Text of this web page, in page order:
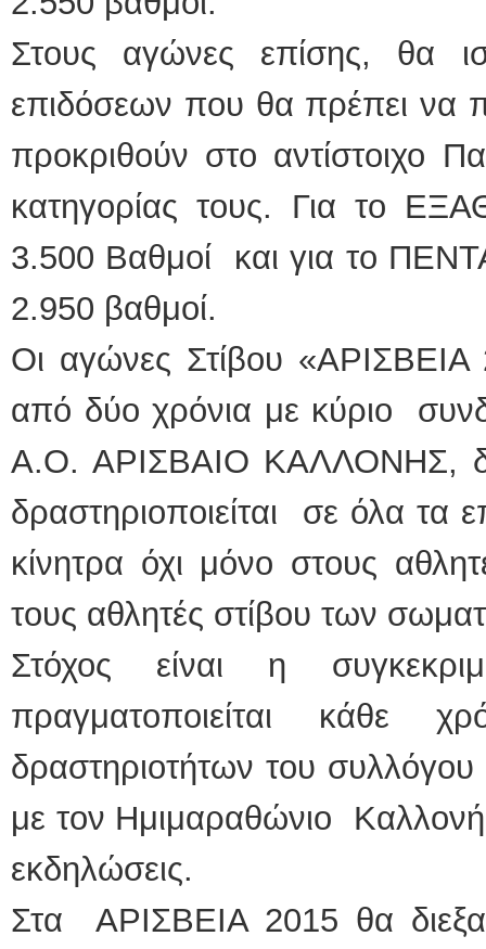
Στους αγώνες επίσης, θα
επιδόσεων που θα πρέπει να
προκριθούν στο αντίστοιχο
κατηγορίας τους. Για το
3.500 Βαθμοί και για το
2.950 βαθμοί.
Οι αγώνες Στίβου
από δύο χρόνια με κύριο
Α.Ο. ΑΡΙΣΒΑΙΟ ΚΑΛΛΟΝΗΣ,
δραστηριοποιείται σε όλα τα
κίνητρα όχι μόνο στους
τους αθλητές στίβου των
Στόχος είναι η
πραγματοποιείται κάθε
δραστηριοτήτων του
με τον Ημιμαραθώνιο
εκδηλώσεις.
Στα ΑΡΙΣΒΕΙΑ 2015 θα